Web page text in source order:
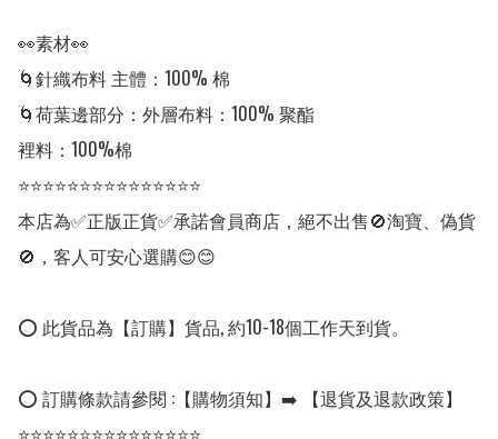
👀素材👀
🌀針織布料 主體：100% 棉
🌀荷葉邊部分：外層布料：100% 聚酯
裡料：100%棉
⭐⭐⭐⭐⭐⭐⭐⭐⭐⭐⭐⭐⭐⭐⭐
本店為✅正版正貨✅承諾會員商店，絕不出售🚫淘寶、偽貨
🚫，客人可安心選購😊😊
⭕ 此貨品為【訂購】貨品, 約10-18個工作天到貨。
⭕ 訂購條款請參閱 :【購物須知】➡️ 【退貨及退款政策】